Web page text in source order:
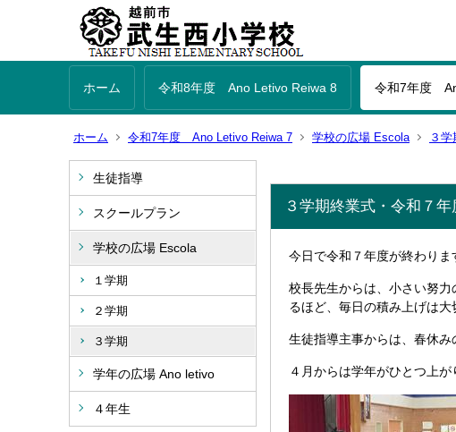
ホーム 令和8年度 Ano Letivo Reiwa 8 令和7年度
ホーム 令和7年度 Ano Letivo Reiwa 7 学校の広場 Escola ３学
生徒指導
スクールプラン
学校の広場 Escola
１学期
２学期
３学期
学年の広場 Ano letivo
４年生
３学期終業式・令和７
今日で令和７年度が終わりま
校長先生からは、小さい努
るほど、毎日の積み上げは大
生徒指導主事からは、春休み
４月からは学年がひとつ上